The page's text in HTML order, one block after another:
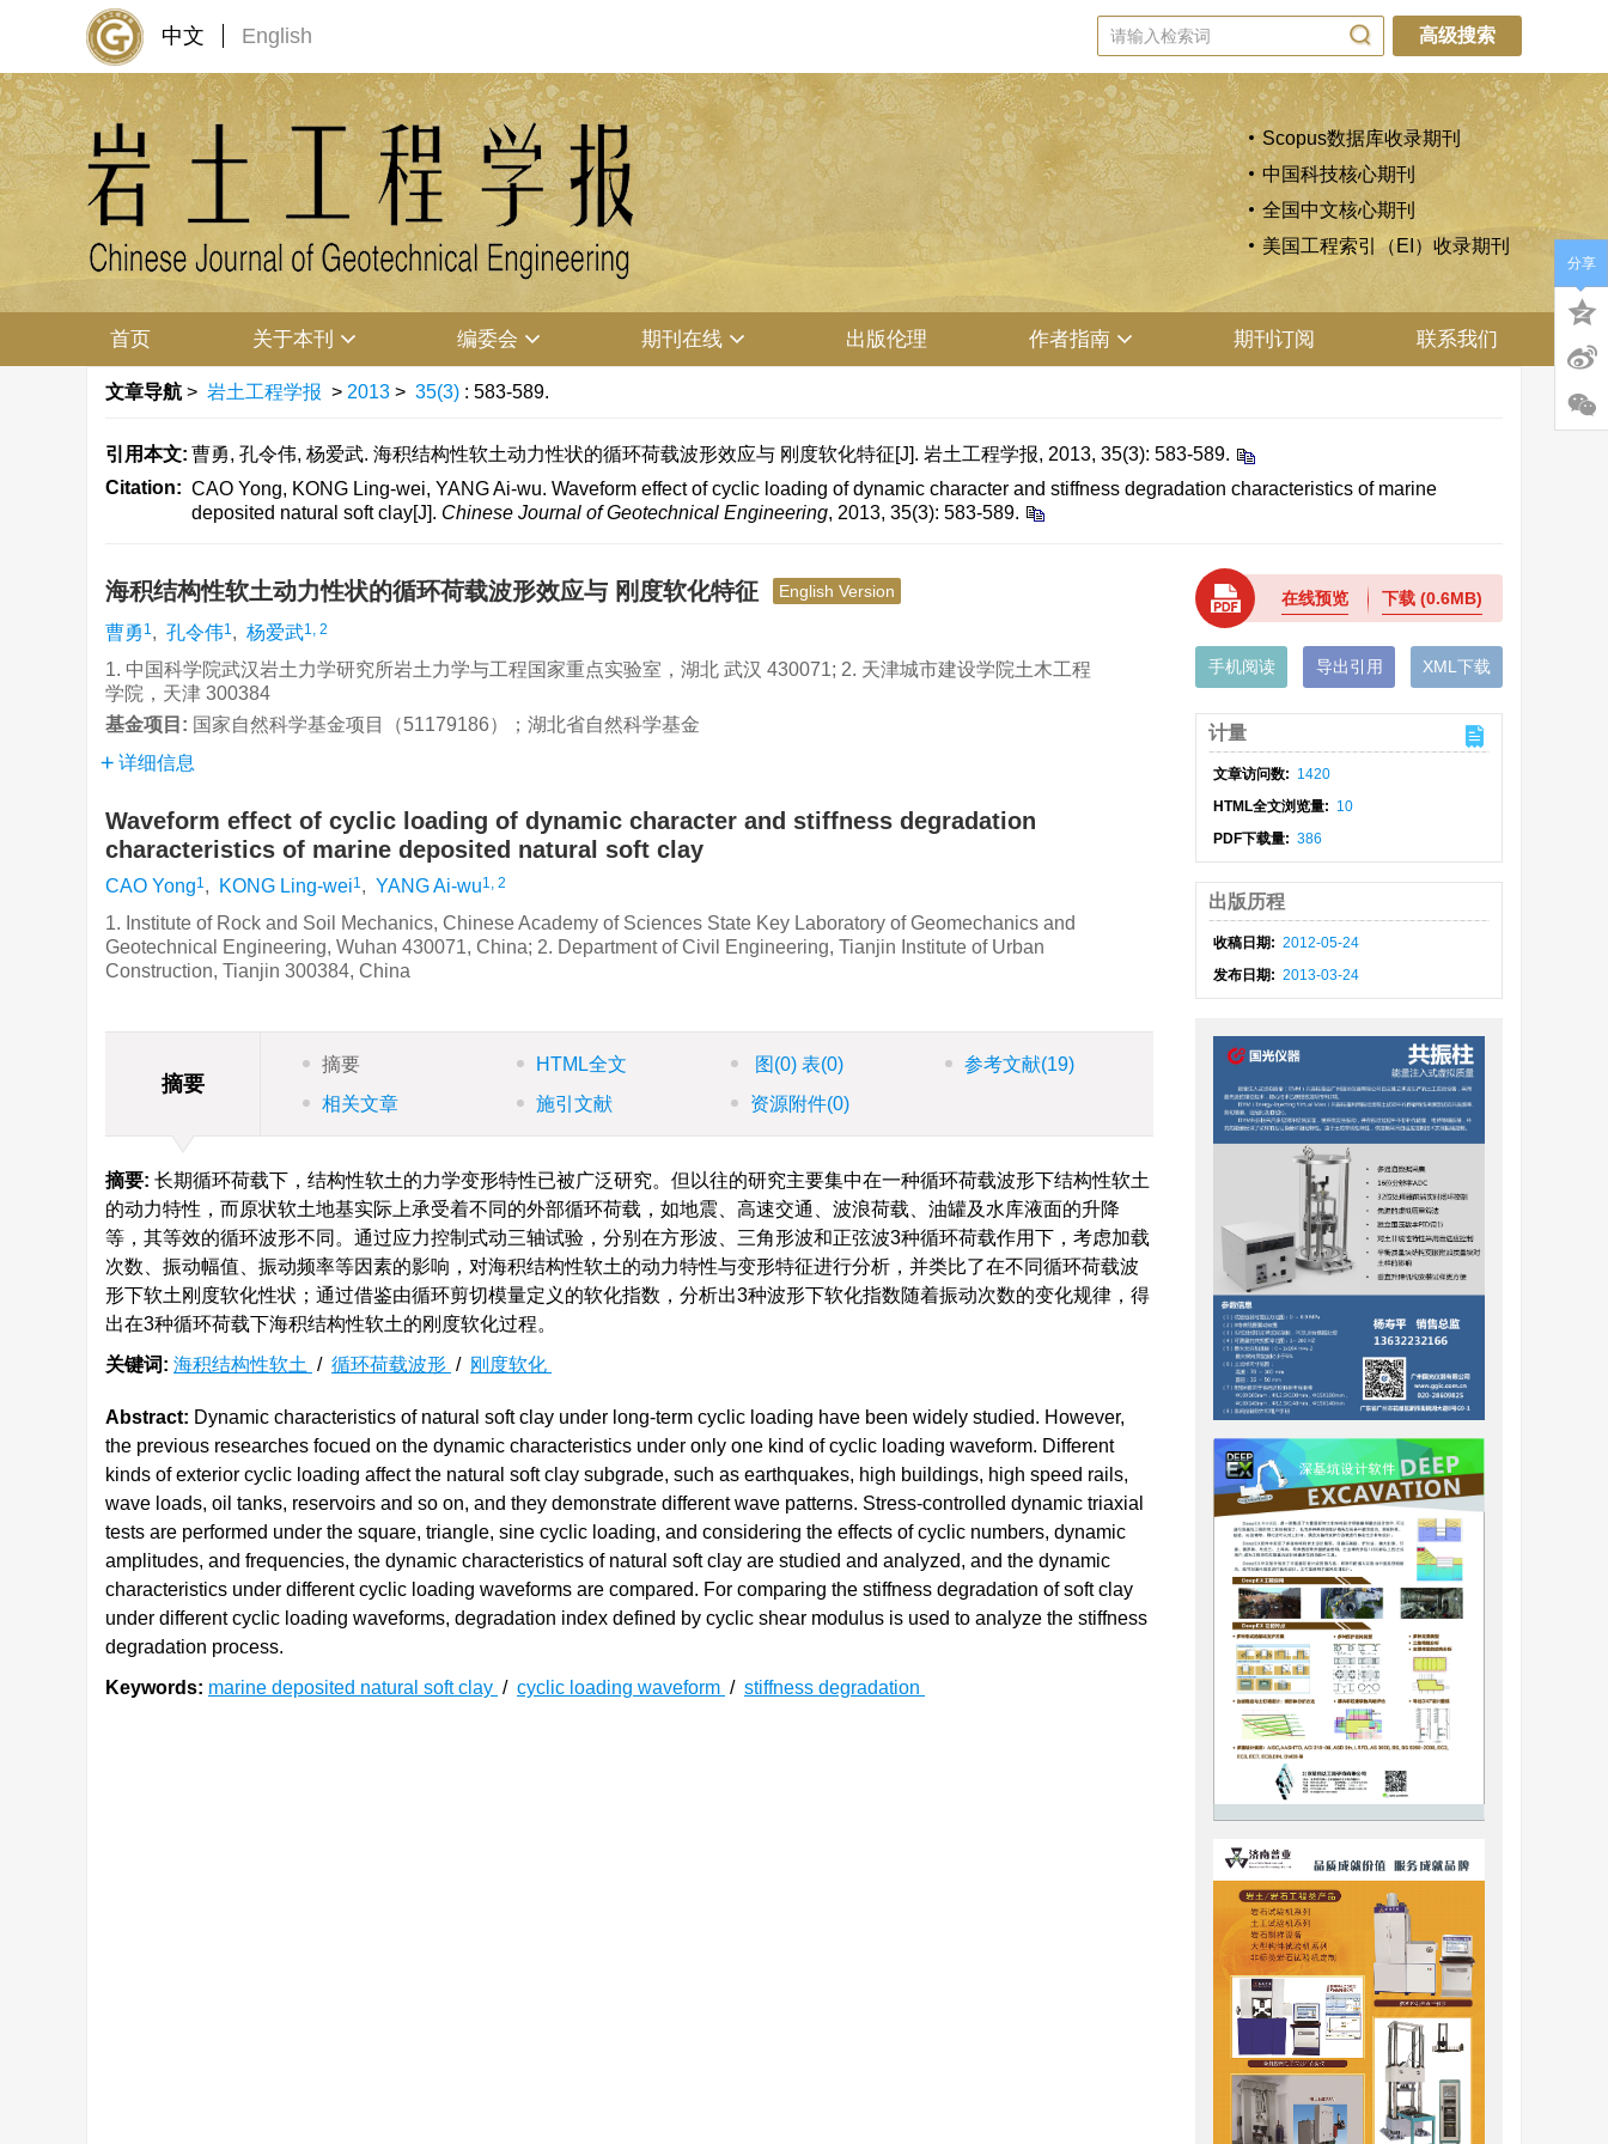
中文 English 高级搜索
Scopus数据库收录期刊
中国科技核心期刊
全国中文核心期刊
美国工程索引（EI）收录期刊
首页 关于本刊 编委会 期刊在线 出版伦理 作者指南 期刊订阅 联系我们
文章导航 > 岩土工程学报 > 2013 > 35(3) : 583-589.
引用本文: 曹勇, 孔令伟, 杨爱武. 海积结构性软土动力性状的循环荷载波形效应与 刚度软化特征[J]. 岩土工程学报, 2013, 35(3): 583-589.
Citation: CAO Yong, KONG Ling-wei, YANG Ai-wu. Waveform effect of cyclic loading of dynamic character and stiffness degradation characteristics of marine
deposited natural soft clay[J]. Chinese Journal of Geotechnical Engineering, 2013, 35(3): 583-589.
海积结构性软土动力性状的循环荷载波形效应与 刚度软化特征 English Version
曹勇 1, 孔令伟1, 杨爱武1, 2
1. 中国科学院武汉岩土力学研究所岩土力学与工程国家重点实验室，湖北 武汉 430071; 2. 天津城市建设学院土木工程
学院，天津 300384
基金项目: 国家自然科学基金项目（51179186）；湖北省自然科学基金
详细信息
Waveform effect of cyclic loading of dynamic character and stiffness degradation
characteristics of marine deposited natural soft clay
CAO Yong1, KONG Ling-wei1, YANG Ai-wu1, 2
1. Institute of Rock and Soil Mechanics, Chinese Academy of Sciences State Key Laboratory of Geomechanics and
Geotechnical Engineering, Wuhan 430071, China; 2. Department of Civil Engineering, Tianjin Institute of Urban
Construction, Tianjin 300384, China
摘要
摘要 HTML全文 图 (0) 表(0) 参考文献(19)
相关文章
施引文献 资源附件(0)
摘要: 长期循环荷载下，结构性软土的力学变形特性已被广泛研究。但以往的研究主要集中在一种循环荷载波形下结构性软土
的动力特性，而原状软土地基实际上承受着不同的外部循环荷载，如地震、高速交通、波浪荷载、油罐及水库液面的升降
等，其等效的循环波形不同。通过应力控制式动三轴试验，分别在方形波、三角形波和正弦波3种循环荷载作用下，考虑加载
次数、振动幅值、振动频率等因素的影响，对海积结构性软土的动力特性与变形特征进行分析，并类比了在不同循环荷载波
形下软土刚度软化性状；通过借鉴由循环剪切模量定义的软化指数，分析出3种波形下软化指数随着振动次数的变化规律，得
出在3种循环荷载下海积结构性软土的刚度软化过程。
关键词: 海积结构性软土 / 循环荷载波形 / 刚度软化
Abstract: Dynamic characteristics of natural soft clay under long-term cyclic loading have been widely studied. However,
the previous researches focued on the dynamic characteristics under only one kind of cyclic loading waveform. Different
kinds of exterior cyclic loading affect the natural soft clay subgrade, such as earthquakes, high buildings, high speed rails,
wave loads, oil tanks, reservoirs and so on, and they demonstrate different wave patterns. Stress-controlled dynamic triaxial
tests are performed under the square, triangle, sine cyclic loading, and considering the effects of cyclic numbers, dynamic
amplitudes, and frequencies, the dynamic characteristics of natural soft clay are studied and analyzed, and the dynamic
characteristics under different cyclic loading waveforms are compared. For comparing the stiffness degradation of soft clay
under different cyclic loading waveforms, degradation index defined by cyclic shear modulus is used to analyze the stiffness
degradation process.
Keywords: marine deposited natural soft clay / cyclic loading waveform / stiffness degradation
在线预览 下载(0.6MB)
手机阅读 导出引用 XML下载
计量
文章访问数: 1420
HTML全文浏览量: 10
PDF下载量: 386
出版历程
收稿日期: 2012-05-24
发布日期: 2013-03-24
分享